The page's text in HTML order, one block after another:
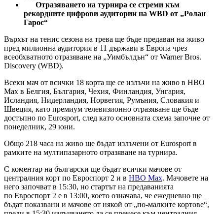
Отразяването на турнира се стреми към
рекордните цифрови аудитории на WBD от „Ролан
Гарос“
Върхът на тенис сезона на трева ще бъде предаван на живо
пред милионна аудитория в 11 държави в Европа чрез
всеобхватното отразяване на „Уимбълдън“ от Warner Bros.
Discovery (WBD).
Всеки мач от всички 18 корта ще се излъчи на живо в HBO
Max в Белгия, България, Чехия, Финландия, Унгария,
Исландия, Нидерландия, Норвегия, Румъния, Словакия и
Швеция, като премиум телевизионно отразяване ще бъде
достъпно по Eurosport, след като основната схема започне от
понеделник, 29 юни.
Общо 218 часа на живо ще бъдат излъчени от Eurosport в
рамките на мултипазарното отразяване на турнира.
С коментар на български ще бъдат всички мачове от
централния корт по Евроспорт 2 и в HBO Max. Мачовете на
него започват в 15:30, но стартът на предаванията
по Евроспорт 2 е в 13:00, което означава, че ежедневно ще
бъдат показвани и мачове от някой от „по-малките кортове“,